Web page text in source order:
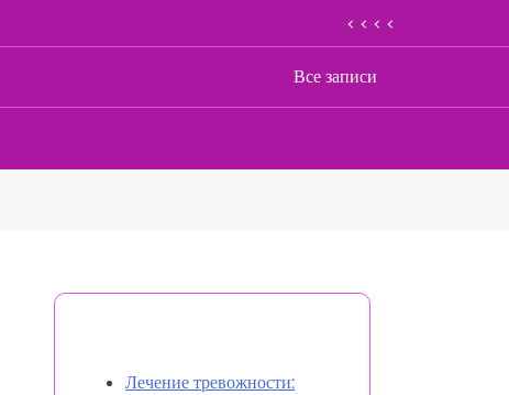
< < < <
Все записи
Лечение тревожности: